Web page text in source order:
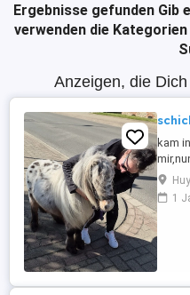
Ergebnisse gefunden Gib
verwenden die
Anzeigen, die
kam
er
1